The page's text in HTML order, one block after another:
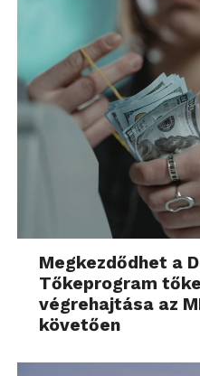
Megkezdődhet a
Tőkeprogram
végrehajtása az
követően